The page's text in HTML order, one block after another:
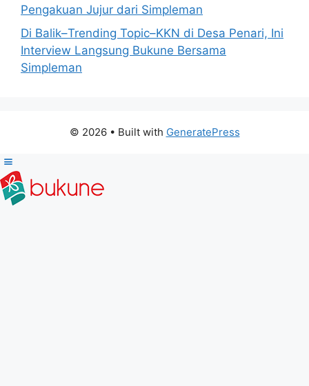
Pengakuan Jujur dari Simpleman
Di Balik–Trending Topic–KKN di Desa Penari, Ini
Interview Langsung Bukune Bersama
Simpleman
© 2026 • Built with GeneratePress